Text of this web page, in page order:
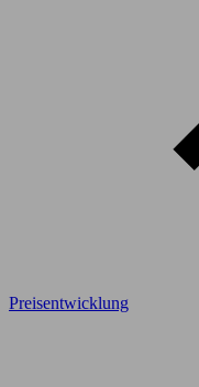
Preisentwicklung